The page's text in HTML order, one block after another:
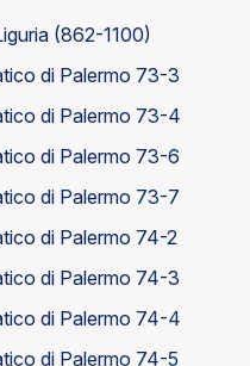
(862-1100)
di Palermo 73-3
di Palermo 73-4
di Palermo 73-6
di Palermo 73-7
di Palermo 74-2
di Palermo 74-3
di Palermo 74-4
di Palermo 74-5